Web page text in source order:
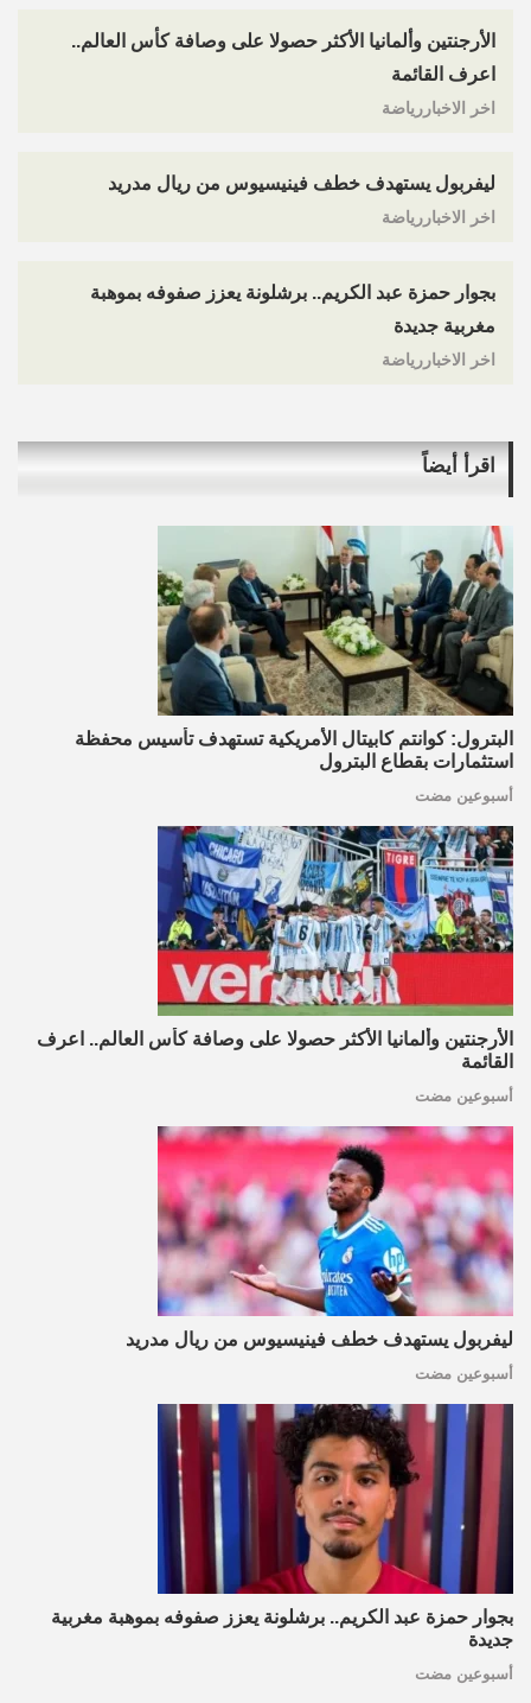
الأرجنتين وألمانيا الأكثر حصولا على وصافة كأس العالم..
اعرف القائمة
اخر الاخباررياضة
ليفربول يستهدف خطف فينيسيوس من ريال مدريد
اخر الاخباررياضة
بجوار حمزة عبد الكريم.. برشلونة يعزز صفوفه بموهبة
مغربية جديدة
اخر الاخباررياضة
اقرأ أيضاً
البترول: كوانتم كابيتال الأمريكية تستهدف تأسيس محفظة
استثمارات بقطاع البترول
أسبوعين مضت
الأرجنتين وألمانيا الأكثر حصولا على وصافة كأس العالم.. اعرف
القائمة
أسبوعين مضت
ليفربول يستهدف خطف فينيسيوس من ريال مدريد
أسبوعين مضت
بجوار حمزة عبد الكريم.. برشلونة يعزز صفوفه بموهبة مغربية
جديدة
أسبوعين مضت